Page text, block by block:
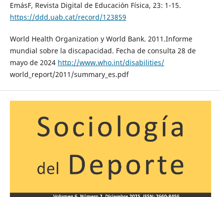
EmásF, Revista Digital de Educación Física, 23: 1-15.
https://ddd.uab.cat/record/123859
World Health Organization y World Bank. 2011.Informe
mundial sobre la discapacidad. Fecha de consulta 28 de
mayo de 2024 http://www.who.int/disabilities/
world_report/2011/summary_es.pdf